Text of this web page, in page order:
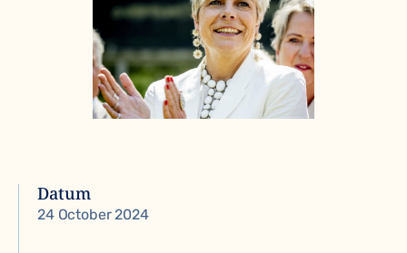
Datum
24 October 2024